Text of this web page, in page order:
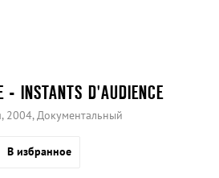
- INSTANTS D'AUDIENCE
2004, Документальный
В избранное